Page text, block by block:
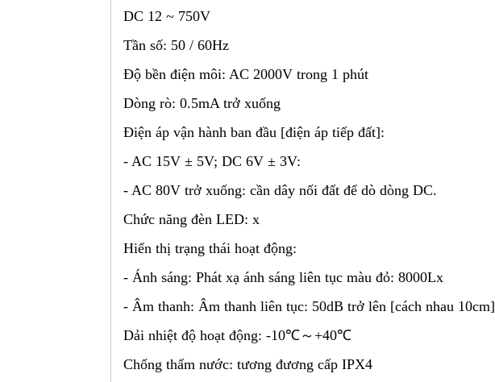
DC 12 ~ 750V
Tần số: 50 / 60Hz
Độ bền điện môi: AC 2000V trong 1 phút
Dòng rò: 0.5mA trở xuống
Điện áp vận hành ban đầu [điện áp tiếp đất]:
- AC 15V ± 5V; DC 6V ± 3V:
- AC 80V trở xuống: cần dây nối đất để dò dòng DC.
Chức năng đèn LED: x
Hiển thị trạng thái hoạt động:
- Ánh sáng: Phát xạ ánh sáng liên tục màu đỏ: 8000Lx
- Âm thanh: Âm thanh liên tục: 50dB trở lên [cách nhau 10cm]
Dải nhiệt độ hoạt động: -10℃～+40℃
Chống thấm nước: tương đương cấp IPX4